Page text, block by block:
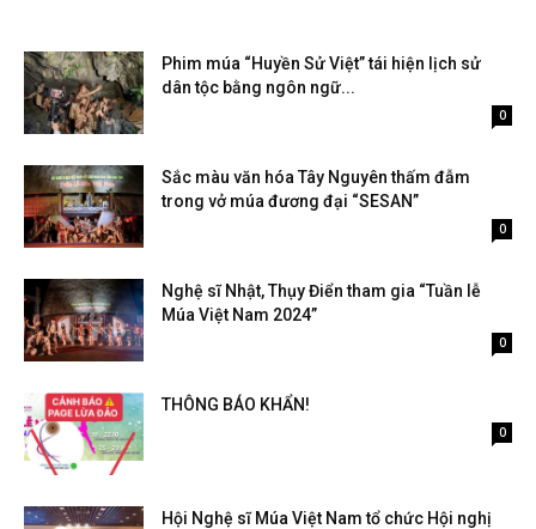
Phim múa “Huyền Sử Việt” tái hiện lịch sử
dân tộc bằng ngôn ngữ...
0
Sắc màu văn hóa Tây Nguyên thấm đẫm
trong vở múa đương đại “SESAN”
0
Nghệ sĩ Nhật, Thụy Điển tham gia “Tuần lễ
Múa Việt Nam 2024”
0
THÔNG BÁO KHẨN!
0
Hội Nghệ sĩ Múa Việt Nam tổ chức Hội nghị